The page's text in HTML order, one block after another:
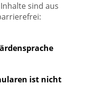
sind aus
ist nicht